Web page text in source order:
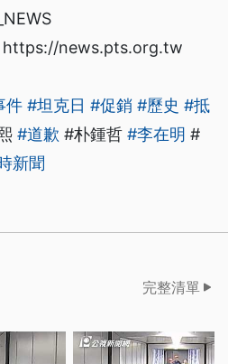
https://news.pts.org.tw
件 #坦克日 #促銷 #歷史 #抵
#道歉 #朴鍾哲 #李在明 #
新聞
完整清單